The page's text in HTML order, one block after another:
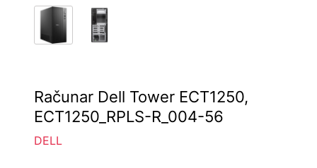
Računar Dell Tower ECT1250,
ECT1250_RPLS-R_004-56
DELL